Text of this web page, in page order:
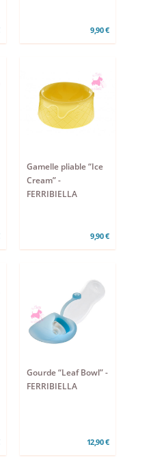
9,90 €
Gamelle pliable “Ice
Cream” -
FERRIBIELLA
9,90 €
Gourde “Leaf Bowl” -
FERRIBIELLA
12,90 €